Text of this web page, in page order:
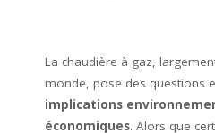
La chaudière à gaz,
monde, pose des questions
implications
économiques. Alors que